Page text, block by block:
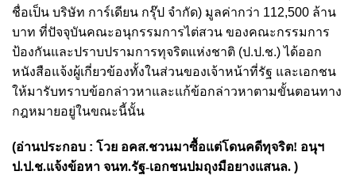
ชื่อเป็น บริษัท การ์เดียน กรุ๊ป จำกัด) มูลค่ากว่า 112,500 ล้าน
บาท ที่ปัจจุบันคณะอนุกรรมการไต่สวน ของคณะกรรมการ
ป้องกันและปราบปรามการทุจริตแห่งชาติ (ป.ป.ช.) ได้ออก
หนังสือแจ้งผู้เกี่ยวข้องทั้งในส่วนของเจ้าหน้าที่รัฐ และเอกชน
ให้มารับทราบข้อกล่าวหาและแก้ข้อกล่าวหาตามขั้นตอนทาง
กฎหมายอยู่ในขณะนี้นั้น
(อ่านประกอบ : โวย อคส.ชวนมาซื้อแต่โดนคดีทุจริต! อนุฯ
ป.ป.ช.แจ้งข้อหา จนท.รัฐ-เอกชนปมถุงมือยางแสนล. )